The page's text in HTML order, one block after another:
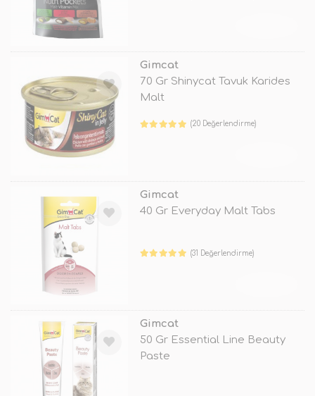
Gimcat
70 Gr Shinycat Tavuk Karides
Malt
(20 Değerlendirme)
Gimcat
40 Gr Everyday Malt Tabs
(31 Değerlendirme)
Gimcat
50 Gr Essential Line Beauty
Paste